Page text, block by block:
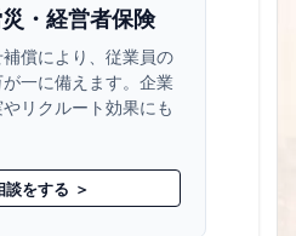
・経営者保険
償により、従業員の
一に備えます。企業
リクルート効果にも
談をする ＞